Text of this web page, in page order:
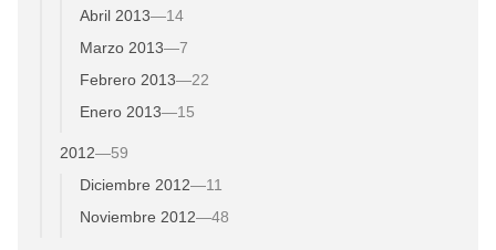
Abril 2013—14
Marzo 2013—7
Febrero 2013—22
Enero 2013—15
2012—59
Diciembre 2012—11
Noviembre 2012—48